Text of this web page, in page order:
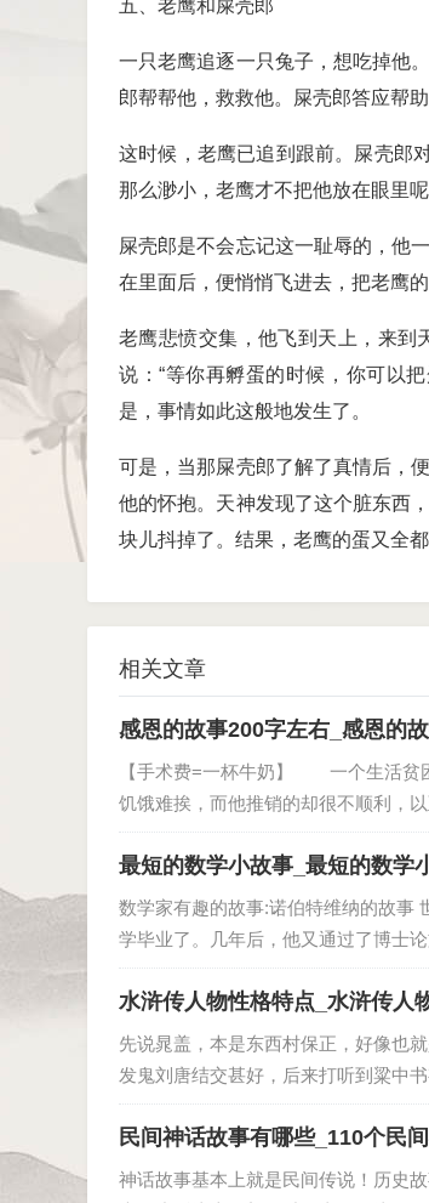
五、老鹰和屎壳郎
一只老鹰追逐一只兔子，想吃掉他
郎帮帮他，救救他。屎壳郎答应帮助
这时候，老鹰已追到跟前。屎壳郎
那么渺小，老鹰才不把他放在眼里
屎壳郎是不会忘记这一耻辱的，他
在里面后，便悄悄飞进去，把老鹰
老鹰悲愤交集，他飞到天上，来到
说：“等你再孵蛋的时候，你可以
是，事情如此这般地发生了。
可是，当那屎壳郎了解了真情后，
他的怀抱。天神发现了这个脏东西
块儿抖掉了。结果，老鹰的蛋又全都
相关文章
感恩的故事200字左右_感恩的
【手术费=一杯牛奶】 一个生活贫
饥饿难挨，而他推销的却很不顺利，
最短的数学小故事_最短的数学
数学家有趣的故事:诺伯特维纳的故事
学毕业了。几年后，他又通过了博士
水浒传人物性格特点_水浒传人
先说晁盖，本是东西村保正，好像也
发鬼刘唐结交甚好，后来打听到粱中
民间神话故事有哪些_110个民
神话故事基本上就是民间传说！历史